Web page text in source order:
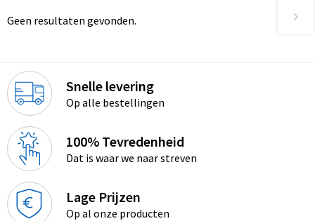
Geen resultaten gevonden.
Snelle levering
Op alle bestellingen
100% Tevredenheid
Dat is waar we naar streven
Lage Prijzen
Op al onze producten